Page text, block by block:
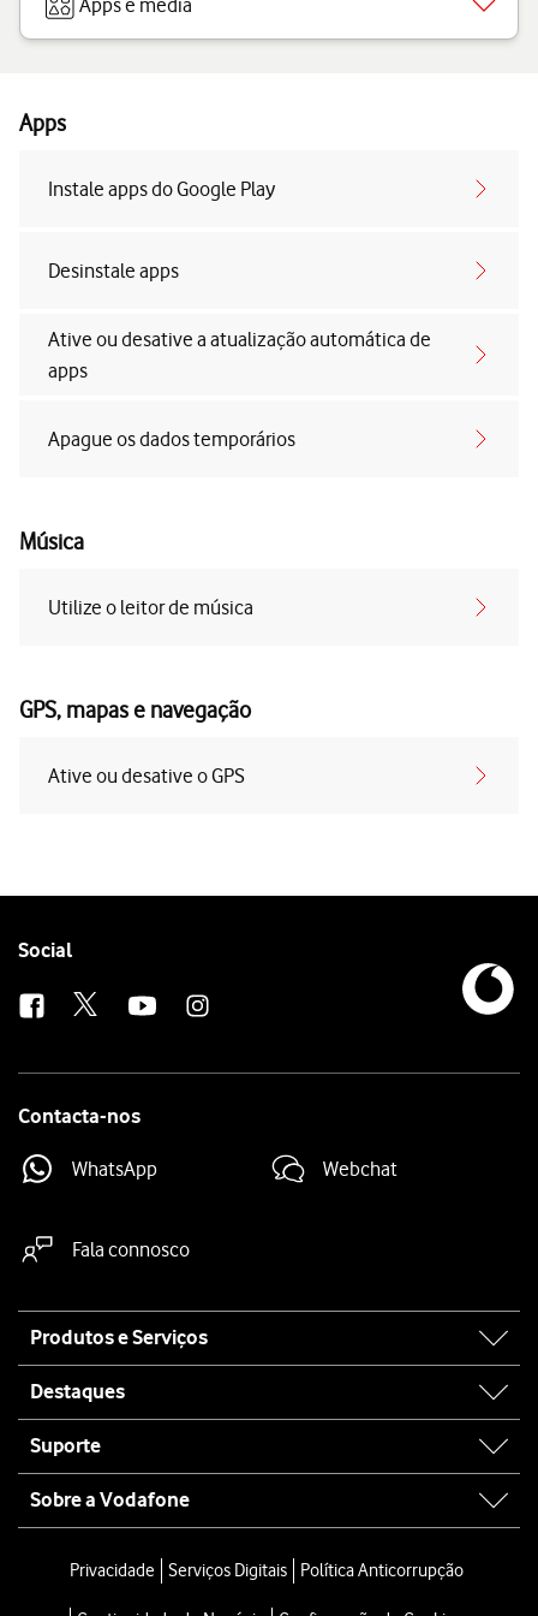
Apps e media
Apps
Instale apps do Google Play
Desinstale apps
Ative ou desative a atualização automática de
apps
Apague os dados temporários
Música
Utilize o leitor de música
GPS, mapas e navegação
Ative ou desative o GPS
Follow
Social
Contacta-nos
WhatsApp Webchat
Fala connosco
map
Produtos e Serviços
Destaques
Suporte
Sobre a Vodafone
Privacidade Serviços Digitais Política Anticorrupção